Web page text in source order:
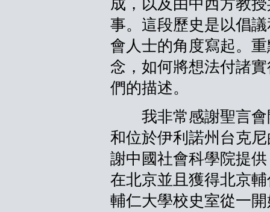
成，以及由中西方教
事。這段歷史是以倡
會人士的角度寫起。
念，如何將想法付諸
們的描述。
我非常感謝聖言會
和位於伊利諾州台克
謝中國社會科學院提
在北京並且獲得北京
輔仁大學校史室從一